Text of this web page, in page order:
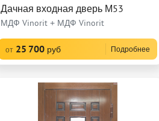
Дачная входная дверь М53
МДФ Vinorit + МДФ Vinorit
от 25 700 руб Подробнее